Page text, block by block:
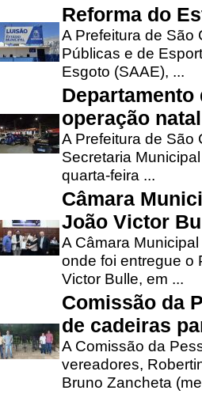
Reforma do
A Prefeitura de São
Públicas e de
Esgoto (SAAE), ...
operação
A Prefeitura de São
Secretaria
quarta-feira ...
Câmara
João Victor
A Câmara
onde foi entregue o
Victor Bulle, em ...
Comissão da
de cadeiras
A Comissão da
vereadores,
Bruno Zancheta